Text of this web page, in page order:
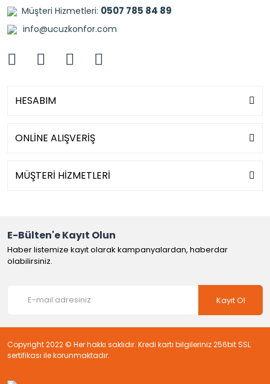
Müşteri Hizmetleri: 0507 785 84 89
info@ucuzkonfor.com
HESABIM
ONLİNE ALIŞVERİŞ
MÜŞTERİ HİZMETLERİ
E-Bülten'e Kayıt Olun
Haber listemize kayıt olarak kampanyalardan, haberdar
olabilirsiniz.
Kayıt Ol
Copyright 2022 © Her hakkı saklıdır. Kredi kartı bilgileriniz 256bit SSL
sertifikası ile korunmaktadır.